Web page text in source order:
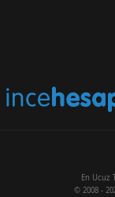
En Ucuz
© 2008 -